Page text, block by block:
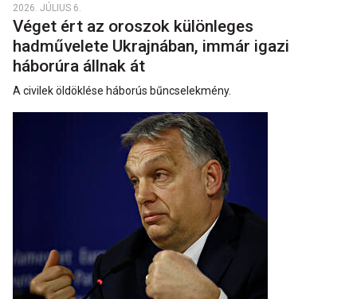
2026. JÚLIUS 6.
Véget ért az oroszok különleges
hadművelete Ukrajnában, immár igazi
háborúra állnak át
A civilek öldöklése háborús bűncselekmény.